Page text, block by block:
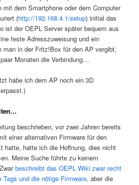
dem Smartphone oder dem Computer
(http://192.168.4.1/setup) initial das
ist der OEPL Server später bequem aus
feste Adresszuweisung und ein
man in der Fritz!Box für den AP vergibt,
Monaten die Verbindung…
habe ich dem AP noch ein 3D
beschrieben, vor zwei Jahren bereits
einer alternativen Firmware für den
hatte, hatte ich die Hoffnung, dies nicht
Meine Suche führte zu keinem
beschreibt das OEPL Wiki zwar recht
und die nötige Firmware, aber die